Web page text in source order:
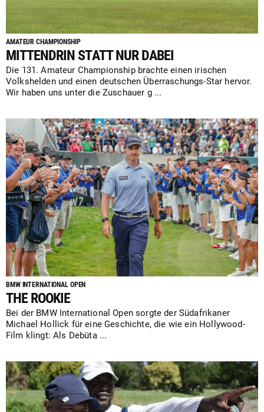
AMATEUR CHAMPIONSHIP
MITTENDRIN STATT NUR DABEI
Die 131. Amateur Championship brachte einen irischen
Volkshelden und einen deutschen Überraschungs-Star hervor.
Wir haben uns unter die Zuschauer g ...
BMW INTERNATIONAL OPEN
THE ROOKIE
Bei der BMW International Open sorgte der Südafrikaner
Michael Hollick für eine Geschichte, die wie ein Hollywood-
Film klingt: Als Debüta ...